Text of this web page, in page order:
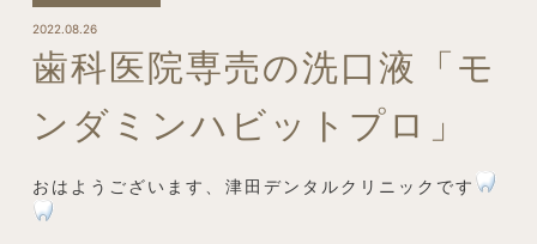
2022.08.26
歯科医院専売の洗口液「モ
ンダミンハビットプロ」
おはようございます、津田デンタルクリニックです